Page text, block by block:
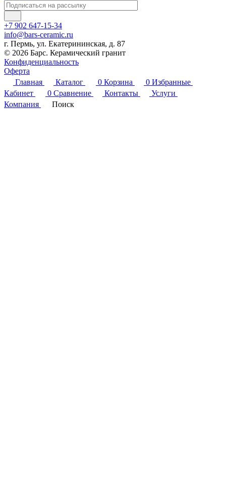
+7 902 647-15-34
info@bars-ceramic.ru
г. Пермь, ул. Екатерининская, д. 87
© 2026 Барс. Керамический гранит
Конфиденциальность
Оферта
Главная
Каталог 0 Корзина 0 Избранные
Кабинет
0 Сравнение Контакты
Услуги
Компания
Поиск